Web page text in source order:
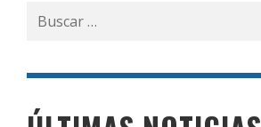
Buscar
por: